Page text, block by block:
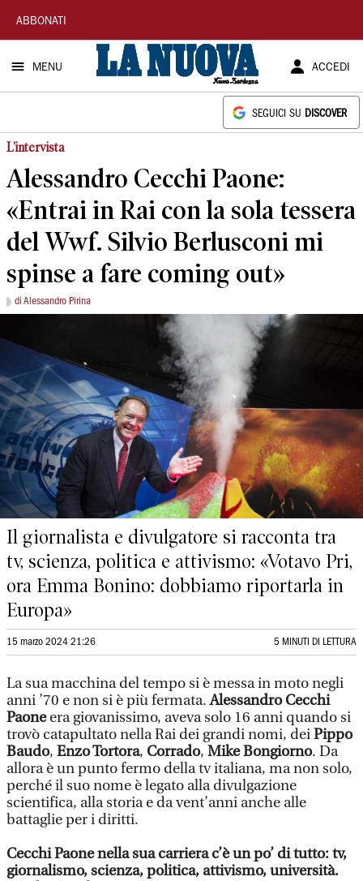
La
Nuova
Sardegna
ABBONATI
MENU ACCEDI
SEGUICI SU DISCOVER
L'intervista
Alessandro Cecchi Paone:
«Entrai in Rai con la sola tessera
del Wwf. Silvio Berlusconi mi
spinse a fare coming out»
di Alessandro Pirina
Il giornalista e divulgatore si racconta tra
tv, scienza, politica e attivismo: «Votavo Pri,
ora Emma Bonino: dobbiamo riportarla in
Europa»
15 marzo 2024 21:26 5 MINUTI DI LETTURA
La sua macchina del tempo si è messa in moto negli
anni ’70 e non si è più fermata.Alessandro Cecchi
Paoneera giovanissimo, aveva solo 16 anni quando si
trovò catapultato nella Rai dei grandi nomi, deiPippo
Baudo, Enzo Tortora, Corrado, Mike Bongiorno. Da
allora è un punto fermo della tv italiana, ma non solo,
perché il suo nome è legato alla divulgazione
scientifica, alla storia e da vent’anni anche alle
battaglie per i diritti.
Cecchi Paone nella sua carriera c’è un po’ di tutto: tv,
giornalismo, scienza, politica, attivismo, università.